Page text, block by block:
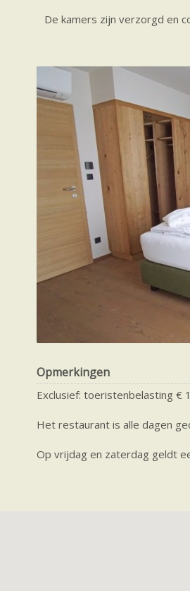
De kamers zijn verzorgd en
Opmerkingen
Exclusief: toeristenbelasting €
Het restaurant is alle dagen
Op vrijdag en zaterdag geldt